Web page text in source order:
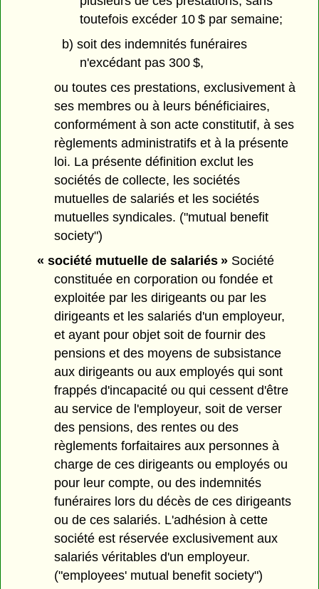
toutefois excéder 10 $ par semaine;
b) soit des indemnités funéraires
n'excédant pas 300 $,
ou toutes ces prestations, exclusivement à
ses membres ou à leurs bénéficiaires,
conformément à son acte constitutif, à ses
règlements administratifs et à la présente
loi. La présente définition exclut les
sociétés de collecte, les sociétés
mutuelles de salariés et les sociétés
mutuelles syndicales. ("mutual benefit
society")
« société mutuelle de salariés »Société
constituée en corporation ou fondée et
exploitée par les dirigeants ou par les
dirigeants et les salariés d'un employeur,
et ayant pour objet soit de fournir des
pensions et des moyens de subsistance
aux dirigeants ou aux employés qui sont
frappés d'incapacité ou qui cessent d'être
au service de l'employeur, soit de verser
des pensions, des rentes ou des
règlements forfaitaires aux personnes à
charge de ces dirigeants ou employés ou
pour leur compte, ou des indemnités
funéraires lors du décès de ces dirigeants
ou de ces salariés. L'adhésion à cette
société est réservée exclusivement aux
salariés véritables d'un employeur.
("employees' mutual benefit society")